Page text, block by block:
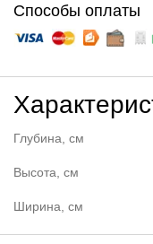
Способы оплаты
Глубина, см
Высота, см
Ширина, см